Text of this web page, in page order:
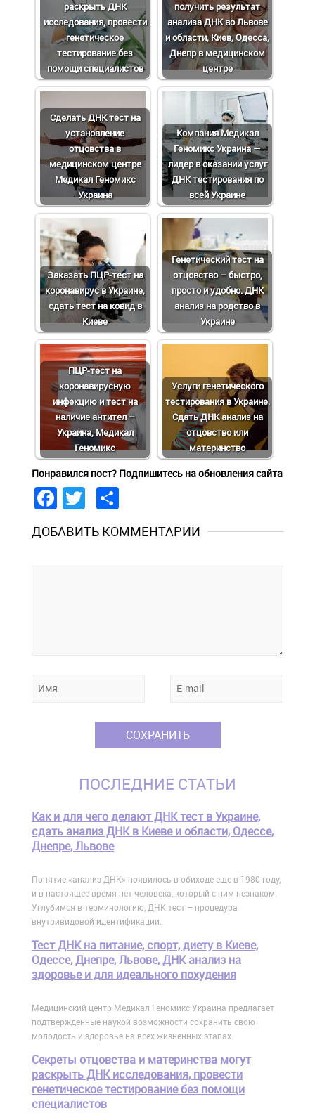
раскрыть ДНК
исследования, провести
генетическое
тестирование без
помощи специалистов
получить результат
анализа ДНК во Львове
и области, Киев, Одесса,
Днепр в медицинском
центре
Сделать ДНК тест на
установление
отцовства в
медицинском центре
Медикал Геномикс
Украина
Компания Медикал
Геномикс Украина —
лидер в оказании услуг
ДНК тестирования по
всей Украине
Заказать ПЦР-тест на
коронавирус в Украине,
сдать тест на ковид в
Киеве
Генетический тест на
отцовство – быстро,
просто и удобно. ДНК
анализ на родство в
Украине
ПЦР-тест на
коронавирусную
инфекцию и тест на
наличие антител –
Украина, Медикал
Геномикс
Услуги генетического
тестирования в Украине.
Сдать ДНК анализ на
отцовство или
материнство
Понравился пост? Подпишитесь на обновления сайта
Facebook
Twitter
ДОБАВИТЬ КОММЕНТАРИИ
ПОСЛЕДНИЕ СТАТЬИ
Как и для чего делают ДНК тест в Украине,
сдать анализ ДНК в Киеве и области, Одессе,
Днепре, Львове
Понятие «анализ ДНК» появилось в обиходе еще в 1980 году,
и в настоящее время нет человека, который с ним незнаком.
Углубимся в терминологию, ДНК тест – процедура
внутривидовой идентификации.
Тест ДНК на питание, спорт, диету в Киеве,
Одессе, Днепре, Львове, ДНК анализ на
здоровье и для идеального похудения
Медицинский центр Медикал Геномикс Украина предлагает
подтвержденные наукой возможности сохранить свою
молодость и здоровье на всех жизненных этапах.
Cекреты отцовства и материнства могут
раскрыть ДНК исследования, провести
генетическое тестирование без помощи
специалистов